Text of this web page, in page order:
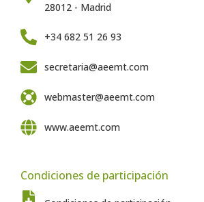
28012 - Madrid
+34 682 51 26 93
secretaria@aeemt.com
webmaster@aeemt.com
www.aeemt.com
Condiciones de participación